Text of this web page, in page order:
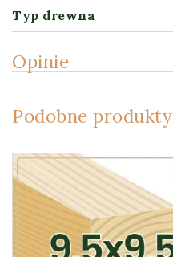
Typ drewna
Opinie
Podobne produkty